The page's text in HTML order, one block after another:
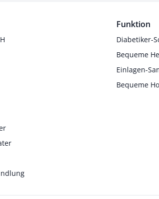
Funktion
Diabetiker-
Bequeme
Einlagen-
Bequeme